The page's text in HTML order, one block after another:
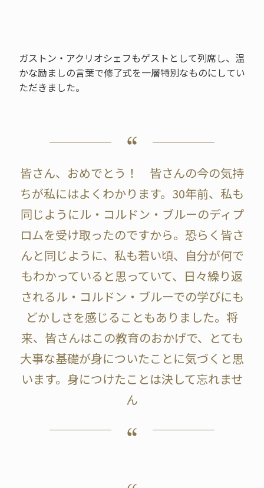
ガストン・アクリオシェフもゲストとして列席し、温
かな励ましの言葉で修了式を一層特別なものにしてい
ただきました。
皆さん、おめでとう！ 皆さんの今の気持
ちが私にはよくわかります。30年前、私も
同じようにル・コルドン・ブルーのディプ
ロムを受け取ったのですから。恐らく皆さ
んと同じように、私も若い頃、自分が何で
もわかっていると思っていて、日々繰り返
されるル・コルドン・ブルーでの学びにも
どかしさを感じることもありました。将
来、皆さんはこの教育のおかげで、とても
大事な基礎が身についたことに気づくと思
います。身につけたことは決して忘れませ
ん